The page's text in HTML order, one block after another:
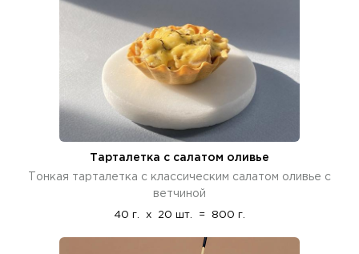
Тарталетка с салатом оливье
Тонкая тарталетка с классическим салатом оливье с
ветчиной
40 г. x 20 шт. = 800 г.